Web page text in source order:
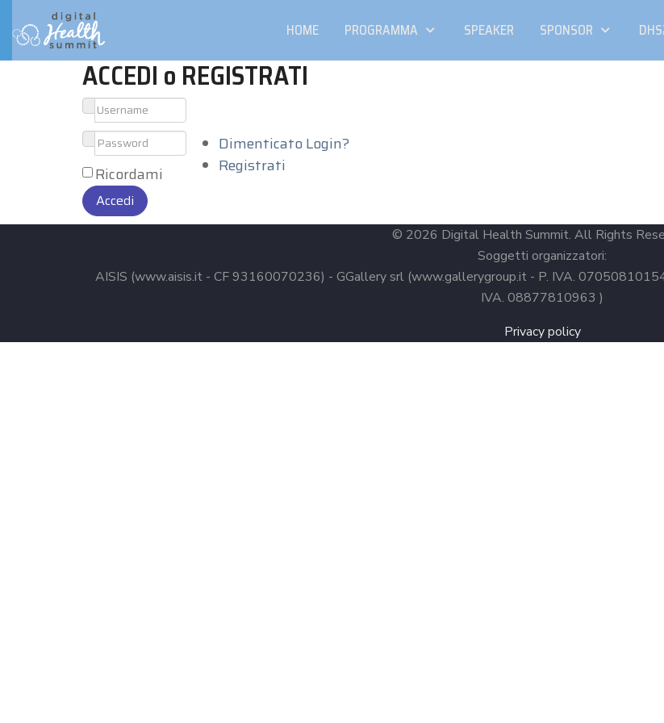
HOME PROGRAMMA SPEAKER SPONSOR
ACCEDI o REGISTRATI
Ricordami
Accedi
Dimenticato Login?
Registrati
© 2026 Digital Health Summit. All Rights
Soggetti organizzatori:
AISIS (www.aisis.it - CF 93160070236) - GGallery srl (www.gallerygroup.it - P. IVA.
IVA. 08877810963 )
Privacy policy